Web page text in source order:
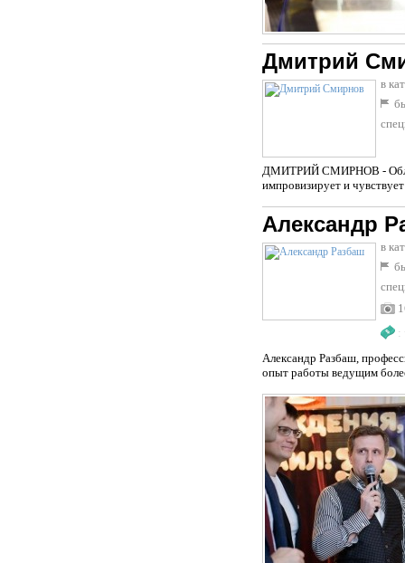
Дмитрий
в
ДМИТРИЙ СМИРНОВ -
импровизирует и
Александр
в
:
Александр Разбаш,
опыт работы ведущим